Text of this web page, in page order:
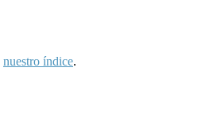
nuestro índice.